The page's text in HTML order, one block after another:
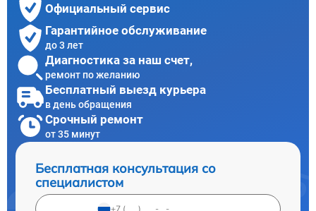
Официальный сервис
Гарантийное обслуживание
до 3 лет
Диагностика за наш счет,
ремонт по желанию
Бесплатный выезд курьера
в день обращения
Срочный ремонт
от 35 минут
Бесплатная консультация со
специалистом